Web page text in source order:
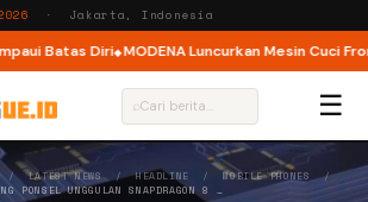
· Jakarta, Indonesia
Batas Diri MODENA Luncurkan Mesin Cuci
⌕ ☰
LATEST NEWS/HEADLINE /MOBILE PHONES /
PONSEL UNGGULAN SNAPDRAGON 8 …